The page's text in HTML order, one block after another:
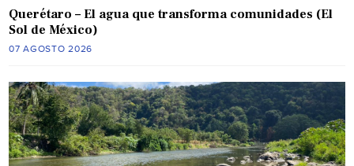
Querétaro – El agua que transforma comunidades (El
Sol de México)
07 AGOSTO 2026